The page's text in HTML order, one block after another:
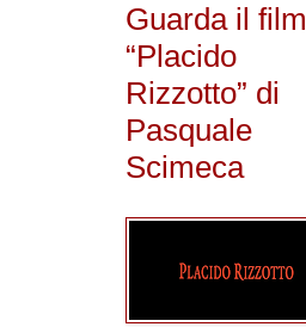
Guarda il film
“Placido
Rizzotto” di
Pasquale
Scimeca